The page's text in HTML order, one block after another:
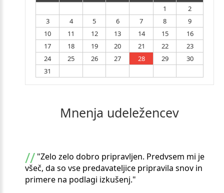
1
2
3
4 5 6 7 8
9
10
11 12 13 14 15
16
17
18 19 20 21 22
23
24
25 26 27 28 29
30
31
Mnenja udeležencev
"Zelo zelo dobro pripravljen. Predvsem mi je
všeč, da so vse predavateljice pripravila snov in
primere na podlagi izkušenj."